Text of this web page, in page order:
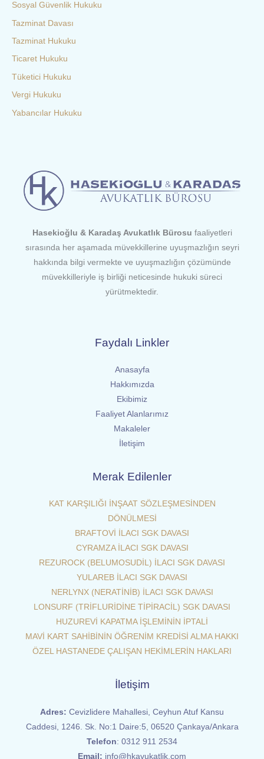
Sosyal Güvenlik Hukuku
Tazminat Davası
Tazminat Hukuku
Ticaret Hukuku
Tüketici Hukuku
Vergi Hukuku
Yabancılar Hukuku
Hasekioğlu & Karadaş Avukatlık Bürosu faaliyetleri
sırasında her aşamada müvekkillerine uyuşmazlığın seyri
hakkında bilgi vermekte ve uyuşmazlığın çözümünde
müvekkilleriyle iş birliği neticesinde hukuki süreci
yürütmektedir.
Faydalı Linkler
Anasayfa
Hakkımızda
Ekibimiz
Faaliyet Alanlarımız
Makaleler
İletişim
Merak Edilenler
KAT KARŞILIĞI İNŞAAT SÖZLEŞMESİNDEN
DÖNÜLMESİ
BRAFTOVİ İLACI SGK DAVASI
CYRAMZA İLACI SGK DAVASI
REZUROCK (BELUMOSUDİL) İLACI SGK DAVASI
YULAREB İLACI SGK DAVASI
NERLYNX (NERATİNİB) İLACI SGK DAVASI
LONSURF (TRİFLURİDİNE TİPİRACİL) SGK DAVASI
HUZUREVİ KAPATMA İŞLEMİNİN İPTALİ
MAVİ KART SAHİBİNİN ÖĞRENİM KREDİSİ ALMA HAKKI
ÖZEL HASTANEDE ÇALIŞAN HEKİMLERİN HAKLARI
İletişim
Adres: Cevizlidere Mahallesi, Ceyhun Atuf Kansu
Caddesi, 1246. Sk. No:1 Daire:5, 06520 Çankaya/Ankara
Telefon: 0312 911 2534
Email: info@hkavukatlik.com